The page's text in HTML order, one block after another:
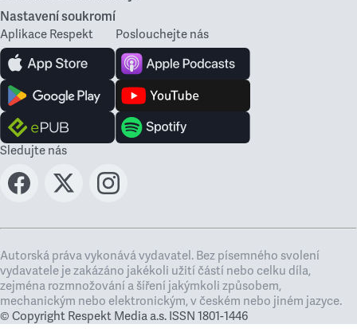
Nastavení soukromí
Aplikace Respekt Poslouchejte nás
Sledujte nás
Autorská práva vykonává vydavatel. Bez písemného svolení
vydavatele je zakázáno jakékoli užití částí nebo celku díla,
zejména rozmnožování a šíření jakýmkoli způsobem,
mechanickým nebo elektronickým, v českém nebo jiném jazyce.
© Copyright Respekt Media a.s. ISSN 1801-1446